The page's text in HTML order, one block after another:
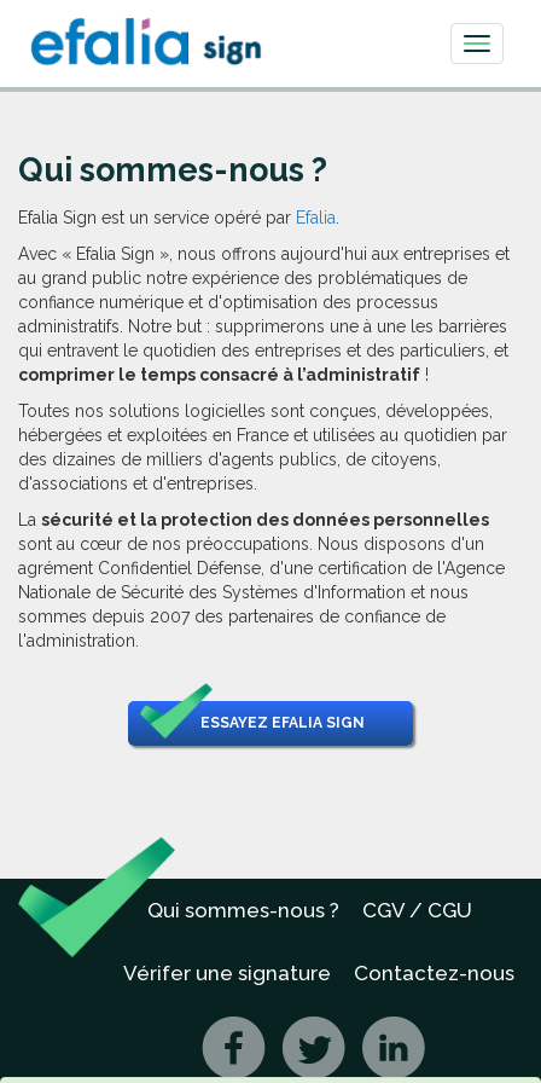
Toggle
Qui sommes-nous ?
Efalia Sign est un service opéré par Efalia
Avec « Efalia Sign », nous offrons aujourd'hui aux entreprises et
au grand public notre expérience des problématiques de
confiance numérique et d'optimisation des processus
administratifs. Notre but : supprimerons une à une les barrières
qui entravent le quotidien des entreprises et des particuliers, et
comprimer le temps consacré à l’administratif !
Toutes nos solutions logicielles sont conçues, développées,
hébergées et exploitées en France et utilisées au quotidien par
des dizaines de milliers d'agents publics, de citoyens,
d'associations et d'entreprises.
La sécurité et la protection des données personnelles
sont au cœur de nos préoccupations. Nous disposons d'un
agrément Confidentiel Défense, d'une certification de l'Agence
Nationale de Sécurité des Systèmes d'Information et nous
sommes depuis 2007 des partenaires de confiance de
l'administration.
ESSAYEZ EFALIA SIGN
Qui sommes-nous ? CGV / CGU
Vérifer une signature Contactez-nous